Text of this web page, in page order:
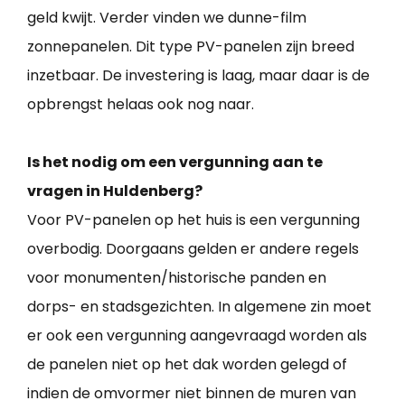
geld kwijt. Verder vinden we dunne-film
zonnepanelen. Dit type PV-panelen zijn breed
inzetbaar. De investering is laag, maar daar is de
opbrengst helaas ook nog naar.
Is het nodig om een vergunning aan te
vragen in Huldenberg?
Voor PV-panelen op het huis is een vergunning
overbodig. Doorgaans gelden er andere regels
voor monumenten/historische panden en
dorps- en stadsgezichten. In algemene zin moet
er ook een vergunning aangevraagd worden als
de panelen niet op het dak worden gelegd of
indien de omvormer niet binnen de muren van